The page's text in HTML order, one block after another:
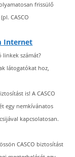
frissülő
CASCO
Internet
linkek számát?
látogatókat hoz,
is! A CASCO
egy nemkívánatos
kapcsolatosan.
CASCO biztosítást